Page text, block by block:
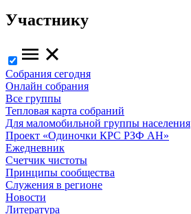
Участнику
Собрания сегодня
Онлайн собрания
Все группы
Тепловая карта собраний
Для маломобильной группы населения
Проект «Одиночки КРС РЗФ АН»
Ежедневник
Счетчик чистоты
Принципы сообщества
Служения в регионе
Новости
Литература